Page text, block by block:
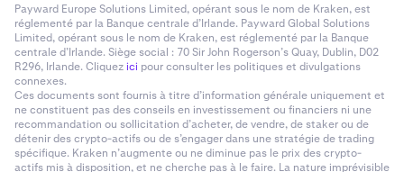
Payward Europe Solutions Limited, opérant sous le nom de Kraken, est
réglementé par la Banque centrale d’Irlande. Payward Global Solutions
Limited, opérant sous le nom de Kraken, est réglementé par la Banque
centrale d’Irlande. Siège social : 70 Sir John Rogerson’s Quay, Dublin, D02
R296, Irlande. Cliquezici pour consulter les politiques et divulgations
connexes.
Ces documents sont fournis à titre d’information générale uniquement et
ne constituent pas des conseils en investissement ou financiers ni une
recommandation ou sollicitation d’acheter, de vendre, de staker ou de
détenir des crypto-actifs ou de s’engager dans une stratégie de trading
spécifique. Kraken n’augmente ou ne diminue pas le prix des crypto-
actifs mis à disposition, et ne cherche pas à le faire. La nature imprévisible